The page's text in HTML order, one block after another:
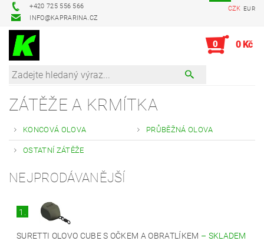
+420 725 556 566
INFO@KAPRARINA.CZ
CZK EUR
0 0 Kč
ZÁTĚŽE A KRMÍTKA
KONCOVÁ OLOVA PRŮBĚŽNÁ OLOVA
OSTATNÍ ZÁTĚŽE
NEJPRODÁVANĚJŠÍ
1.
SURETTI OLOVO CUBE S OČKEM A OBRATLÍKEM – SKLADEM